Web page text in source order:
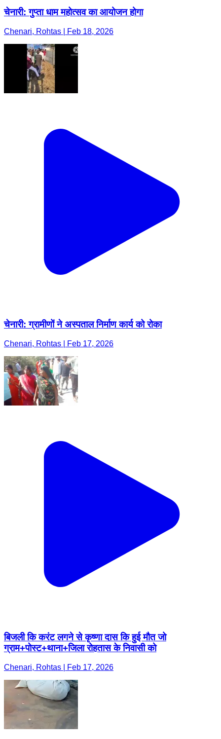
चेनारी: गुप्ता धाम महोत्सव का आयोजन होगा
Chenari, Rohtas | Feb 18, 2026
चेनारी: ग्रामीणों ने अस्पताल निर्माण कार्य को रोका
Chenari, Rohtas | Feb 17, 2026
बिजली कि करंट लगने से कृष्णा दास कि हुई मौत जो
ग्राम+पोस्ट+थाना+जिला रोहतास के निवासी को
Chenari, Rohtas | Feb 17, 2026